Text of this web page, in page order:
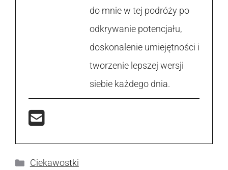
do mnie w tej podróży po
odkrywanie potencjału,
doskonalenie umiejętności i
tworzenie lepszej wersji
siebie każdego dnia.
Kategorie
Ciekawostki